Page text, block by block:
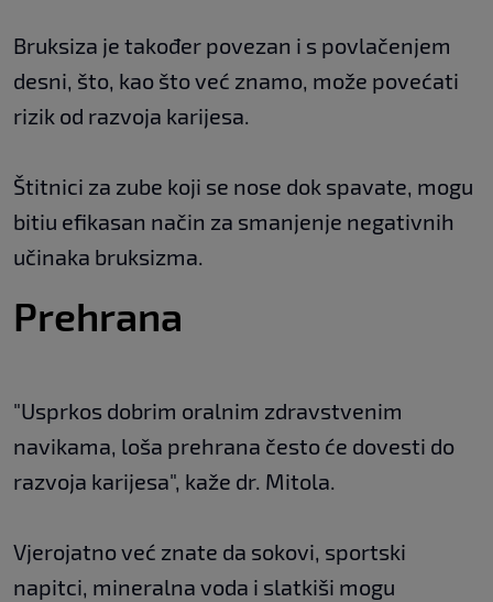
Bruksiza je također povezan i s povlačenjem
desni, što, kao što već znamo, može povećati
rizik od razvoja karijesa.
Štitnici za zube koji se nose dok spavate, mogu
bitiu efikasan način za smanjenje negativnih
učinaka bruksizma.
Prehrana
"Usprkos dobrim oralnim zdravstvenim
navikama, loša prehrana često će dovesti do
razvoja karijesa", kaže dr. Mitola.
Vjerojatno već znate da sokovi, sportski
napitci, mineralna voda i slatkiši mogu